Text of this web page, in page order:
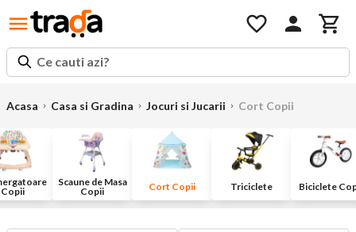
Ce cauti azi?
Acasa Casa si Gradina Jocuri si Jucarii Cort Copii
Copii
Scaune de Masa
Copii
Cort Copii Triciclete Biciclete